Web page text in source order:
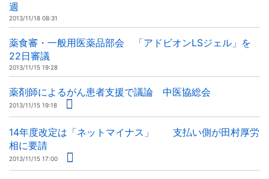
週
2013/11/18 08:31
薬食審・一般用医薬品部会 「アドビオンLSジェル」を
22日審議
2013/11/15 19:28
薬剤師によるがん患者支援で議論 中医協総会
2013/11/15 19:18
14年度改定は「ネットマイナス」 支払い側が田村厚労
相に要請
2013/11/15 17:00